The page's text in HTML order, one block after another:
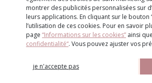
montrer des publicités personnalisées sur
leurs applications. En cliquant sur le bouton
l’utilisation de ces cookies. Pour en savoir
page “Informations sur les cookies” ainsi
confidentialité“. Vous pouvez ajuster vos
je n'accepte pas